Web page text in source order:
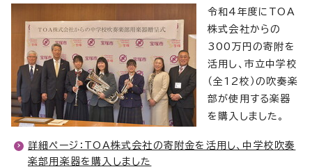
令和4年度にTOA
株式会社からの
300万円の寄附を
活用し、市立中学校
（全12校）の吹奏楽
部が使用する楽器
を購入しました。
詳細ページ：TOA株式会社の寄附金を活用し、中学校吹奏
楽部用楽器を購入しました